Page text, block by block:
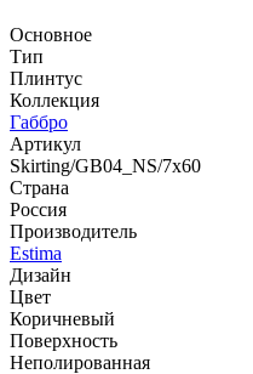
Основное
Тип
Плинтус
Коллекция
Габбро
Артикул
Skirting/GB04_NS/7x60
Страна
Россия
Производитель
Estima
Дизайн
Цвет
Коричневый
Поверхность
Неполированная